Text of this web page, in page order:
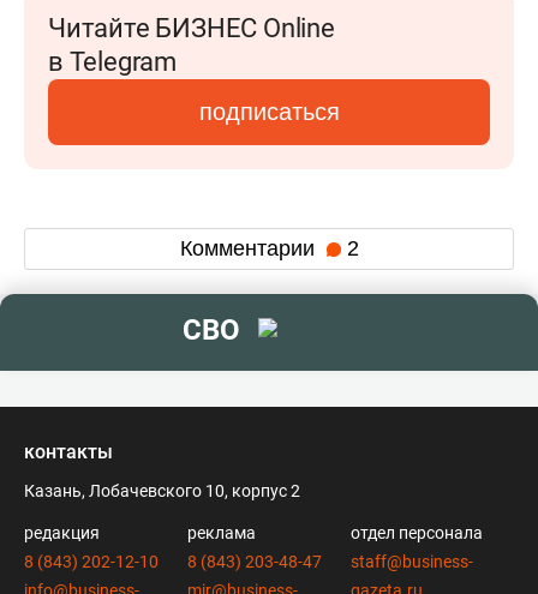
Читайте БИЗНЕС Online
в Telegram
подписаться
Комментарии 2
СВО
контакты
Казань, Лобачевского 10, корпус 2
редакция
8 (843) 202-12-10
info@business-
реклама
8 (843) 203-48-47
mir@business-
отдел персонала
staff@business-
gazeta.ru